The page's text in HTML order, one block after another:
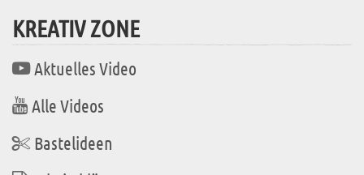
KREATIV ZONE
Aktuelles Video
Alle Videos
Bastelideen